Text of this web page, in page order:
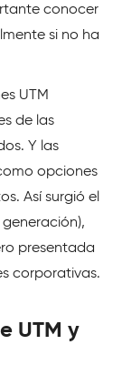
conocer
si no ha
UTM
de las
Y las
opciones
Así surgió el
presentada
corporativas.
UTM y